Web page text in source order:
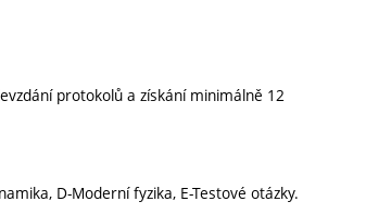
protokolů a získání minimálně 12
D-Moderní fyzika, E-Testové otázky.